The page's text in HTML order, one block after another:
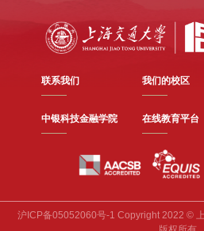
联系我们 我们的校区
中银科技金融学院 在线教育平台
沪ICP备05052060号-1 Copyright 2022 ©